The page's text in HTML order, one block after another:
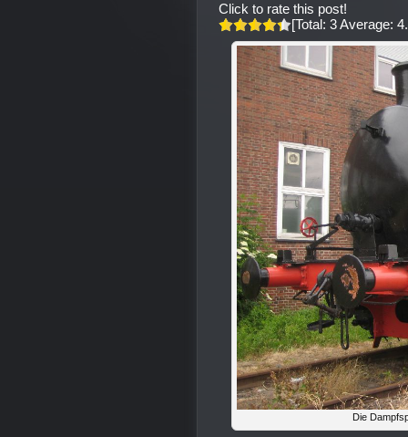
Click to rate this post!
[Total: 3Average:
Die